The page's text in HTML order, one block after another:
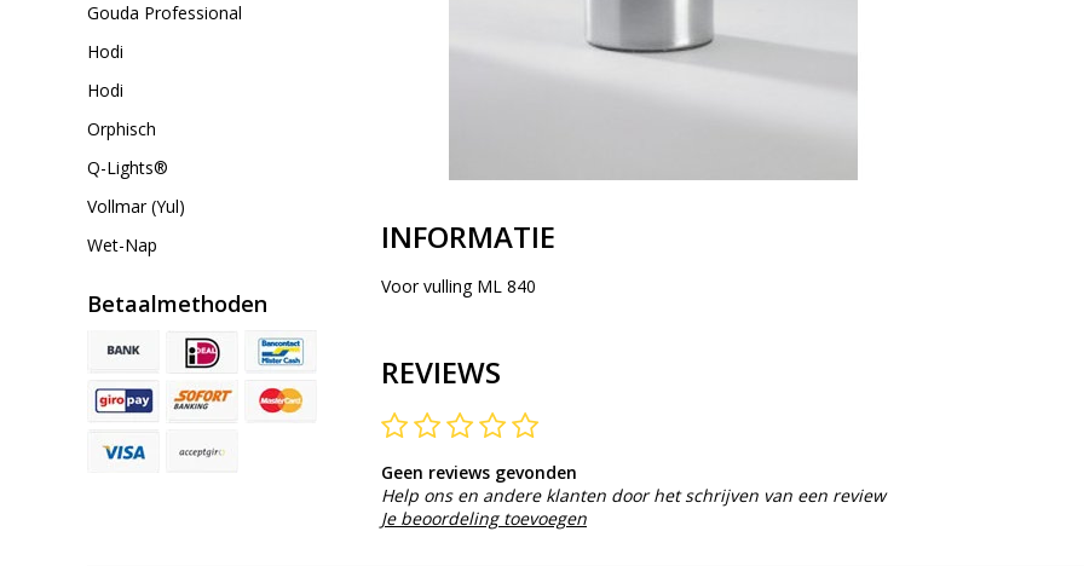
Gouda Professional
Hodi
Hodi
Orphisch
Q-Lights®
Vollmar (Yul)
Wet-Nap
Betaalmethoden
INFORMATIE
Voor vulling ML 840
REVIEWS
Geen reviews gevonden
Help ons en andere klanten door het schrijven van een review
Je beoordeling toevoegen